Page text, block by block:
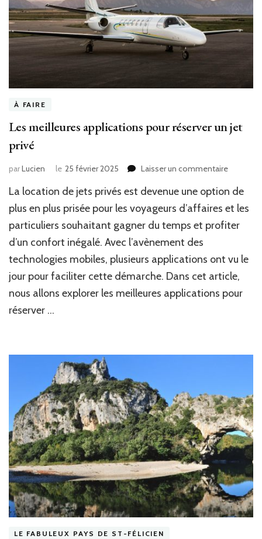
À FAIRE
Les meilleures applications pour réserver un jet
privé
parLucien le 25 février 2025 Laisser un commentaire
réserver
La location de jets privés est devenue une option de
plus en plus prisée pour les voyageurs d’affaires et les
particuliers souhaitant gagner du temps et profiter
d’un confort inégalé. Avec l’avènement des
technologies mobiles, plusieurs applications ont vu le
jour pour faciliter cette démarche. Dans cet article,
nous allons explorer les meilleures applications pour
réserver …
LE FABULEUX PAYS DE ST-FÉLICIEN